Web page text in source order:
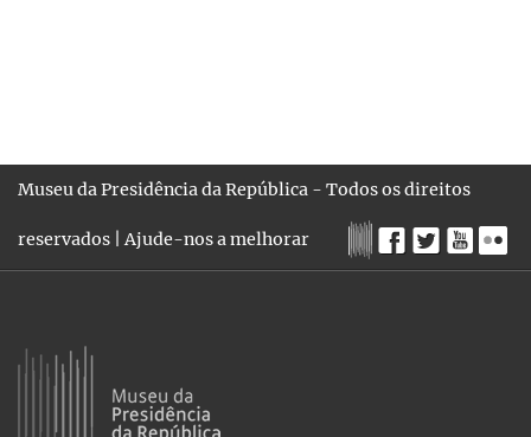
Museu da Presidência da República - Todos os direitos
reservados |Ajude-nos a melhorar